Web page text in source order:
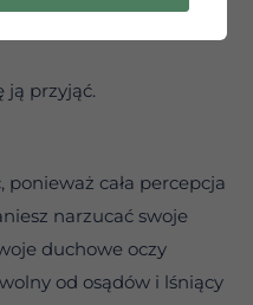
radości, staje się
ją przyjąć.
ponieważ cała percepcja
narzucać swoje
duchowe oczy
od osądów i lśniący